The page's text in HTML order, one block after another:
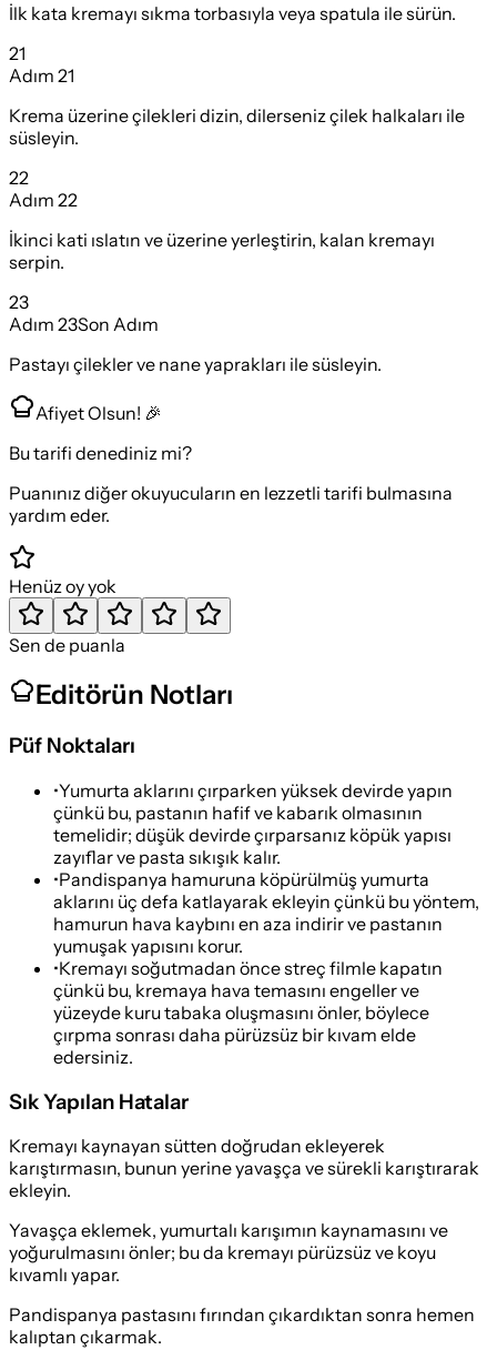
İlk kata kremayı sıkma torbasıyla veya spatula ile sürün.
21
Adım 21
Krema üzerine çilekleri dizin, dilerseniz çilek halkaları ile
süsleyin.
22
Adım 22
İkinci kati ıslatın ve üzerine yerleştirin, kalan kremayı
serpin.
23
Adım 23Son Adım
Pastayı çilekler ve nane yaprakları ile süsleyin.
Afiyet Olsun! 🎉
Bu tarifi denediniz mi?
Puanınız diğer okuyucuların en lezzetli tarifi bulmasına
yardım eder.
Henüz oy yok
Sen de puanla
Editörün Notları
Püf Noktaları
•Yumurta aklarını çırparken yüksek devirde yapın
çünkü bu, pastanın hafif ve kabarık olmasının
temelidir; düşük devirde çırparsanız köpük yapısı
zayıflar ve pasta sıkışık kalır.
•Pandispanya hamuruna köpürülmüş yumurta
aklarını üç defa katlayarak ekleyin çünkü bu yöntem,
hamurun hava kaybını en aza indirir ve pastanın
yumuşak yapısını korur.
•Kremayı soğutmadan önce streç filmle kapatın
çünkü bu, kremaya hava temasını engeller ve
yüzeyde kuru tabaka oluşmasını önler, böylece
çırpma sonrası daha pürüzsüz bir kıvam elde
edersiniz.
Sık Yapılan Hatalar
Kremayı kaynayan sütten doğrudan ekleyerek
karıştırmasın, bunun yerine yavaşça ve sürekli karıştırarak
ekleyin.
Yavaşça eklemek, yumurtalı karışımın kaynamasını ve
yoğurulmasını önler; bu da kremayı pürüzsüz ve koyu
kıvamlı yapar.
Pandispanya pastasını fırından çıkardıktan sonra hemen
kalıptan çıkarmak.